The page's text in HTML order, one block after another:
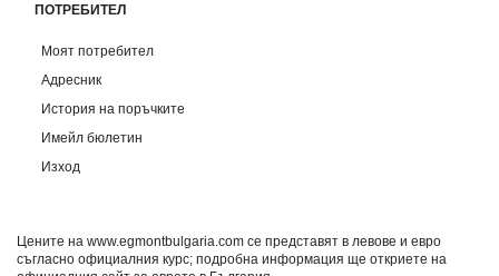
ПОТРЕБИТЕЛ
Моят потребител
Адресник
История на поръчките
Имейл бюлетин
Изход
Цените на www.egmontbulgaria.com се представят в левове и евро
съгласно официалния курс; подробна информация ще откриете на